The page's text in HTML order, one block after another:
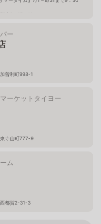
木8－15－11
ー
曽利町998-1
ーケットタイヨー
寺山町777-9
ム
都賀2-31-3